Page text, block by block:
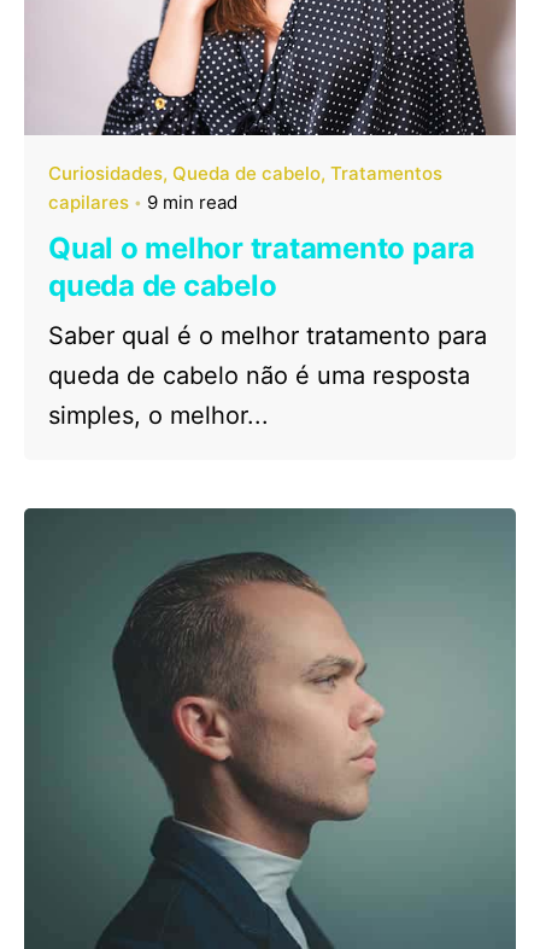
Curiosidades Queda de cabelo Tratamentos
capilares
9 min read
Qual o melhor tratamento para
queda de cabelo
Saber qual é o melhor tratamento para
queda de cabelo não é uma resposta
simples, o melhor...